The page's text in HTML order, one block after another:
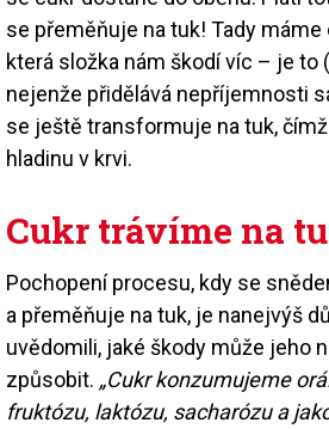
se přeměňuje na tuk! Tady
která složka nám škodí víc – je to
nejenže přidělává nepříjemnosti
se ještě transformuje na tuk,
hladinu v krvi.
Cukr trávíme na
Pochopení procesu, kdy se
a přeměňuje na tuk, je nanejvýš
uvědomili, jaké škody může jeho
způsobit. „Cukr konzumujeme
fruktózu, laktózu, sacharózu a